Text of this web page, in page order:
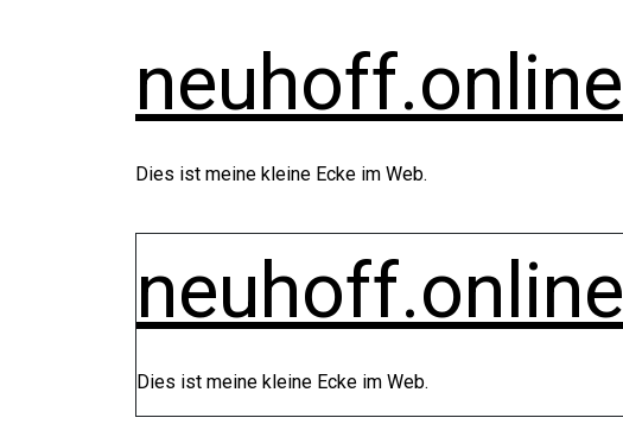
neuhoff.online
Dies ist meine kleine Ecke im Web.
neuhoff.online
Dies ist meine kleine Ecke im Web.